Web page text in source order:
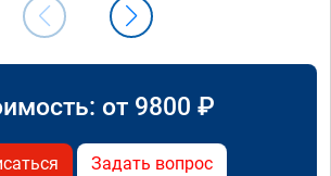
от 9800 ₽
Задать вопрос